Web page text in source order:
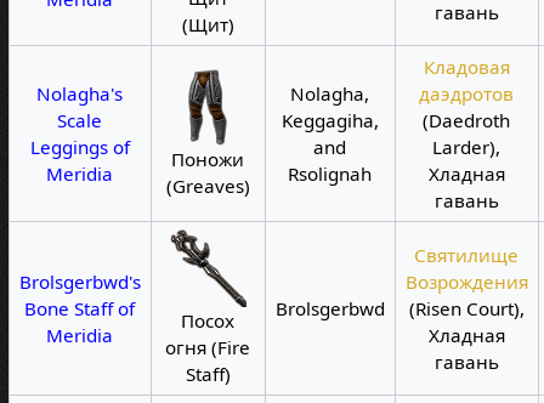
(Щит)
гавань
Nolagha's
Scale
Leggings of
Meridia
Поножи
(Greaves)
Nolagha,
Keggagiha,
and
Rsolignah
Кладовая
даэдротов
(Daedroth
Larder),
Хладная
гавань
Brolsgerbwd's
Bone Staff of
Meridia
Посох
огня (Fire
Staff)
Brolsgerbwd
Святилище
Возрождения
(Risen Court),
Хладная
гавань